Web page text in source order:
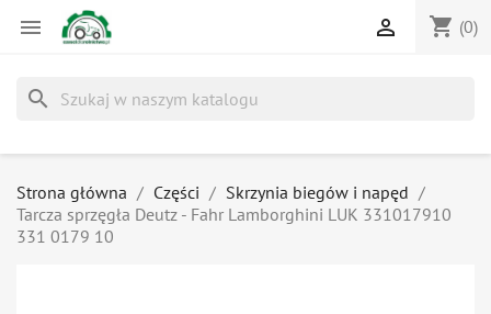
 shopping_cart (0)

search
Strona główna Części
Skrzynia biegów i napęd
Tarcza sprzęgła Deutz - Fahr Lamborghini LUK 331017910
331 0179 10